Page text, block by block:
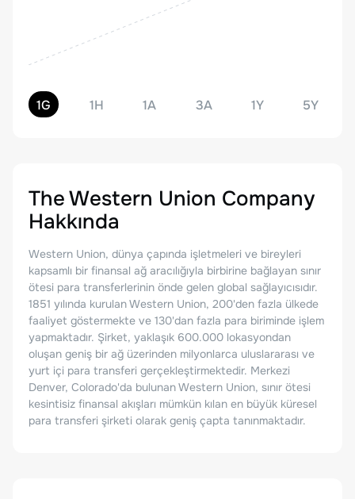
1G 1H 1A 3A 1Y 5Y
The Western Union Company
Hakkında
Western Union, dünya çapında işletmeleri ve bireyleri
kapsamlı bir finansal ağ aracılığıyla birbirine bağlayan sınır
ötesi para transferlerinin önde gelen global sağlayıcısıdır.
1851 yılında kurulan Western Union, 200'den fazla ülkede
faaliyet göstermekte ve 130'dan fazla para biriminde işlem
yapmaktadır. Şirket, yaklaşık 600.000 lokasyondan
oluşan geniş bir ağ üzerinden milyonlarca uluslararası ve
yurt içi para transferi gerçekleştirmektedir. Merkezi
Denver, Colorado'da bulunan Western Union, sınır ötesi
kesintisiz finansal akışları mümkün kılan en büyük küresel
para transferi şirketi olarak geniş çapta tanınmaktadır.